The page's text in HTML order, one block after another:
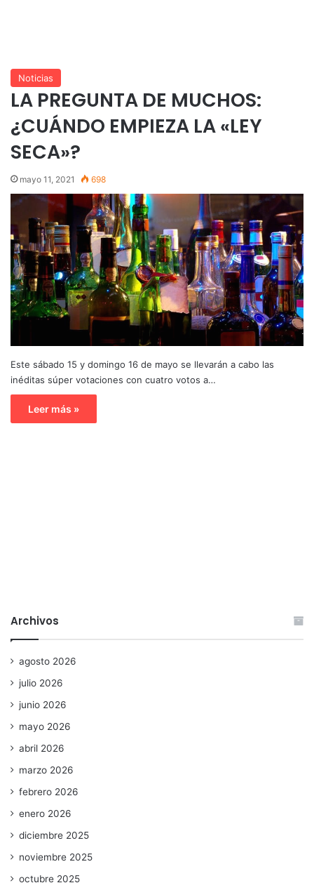
Noticias
LA PREGUNTA DE MUCHOS:
¿CUÁNDO EMPIEZA LA «LEY
SECA»?
mayo 11, 2021 698
Este sábado 15 y domingo 16 de mayo se llevarán a cabo las
inéditas súper votaciones con cuatro votos a…
Leer más »
Archivos
agosto 2026
julio 2026
junio 2026
mayo 2026
abril 2026
marzo 2026
febrero 2026
enero 2026
diciembre 2025
noviembre 2025
octubre 2025